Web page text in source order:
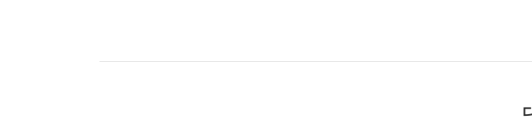
연인에서 따온 '울빠리' 원래 이름인 박영필에서 영필을 숫자 08(영팔)로